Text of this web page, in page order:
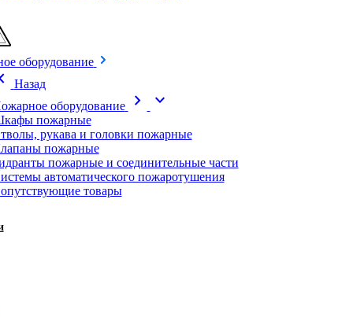
оборудование
Назад
оборудование
chevron_right expand_more
пожарные
рукава и головки пожарные
пожарные
пожарные и соединительные части
автоматического пожаротушения
товары